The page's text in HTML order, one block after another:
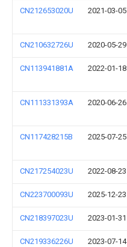
CN212653020U 2021-03-05
CN210632726U 2020-05-29
CN113941881A 2022-01-18
CN111331393A 2020-06-26
CN117428215B 2025-07-25
CN217254023U 2022-08-23
CN223700093U 2025-12-23
CN218397023U 2023-01-31
CN219336226U 2023-07-14